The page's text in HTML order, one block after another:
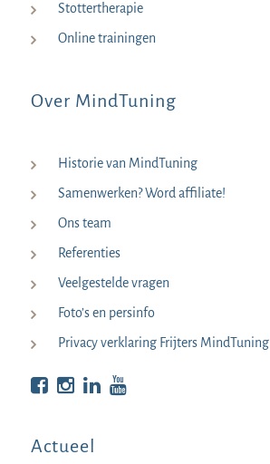
Stottertherapie
Online trainingen
Over MindTuning
Historie van MindTuning
Samenwerken? Word affiliate!
Ons team
Referenties
Veelgestelde vragen
Foto’s en persinfo
Privacy verklaring Frijters MindTuning
Bekijk op Facebook
Bekijk op Instagram
Bekijk op LinkedIn
Actueel